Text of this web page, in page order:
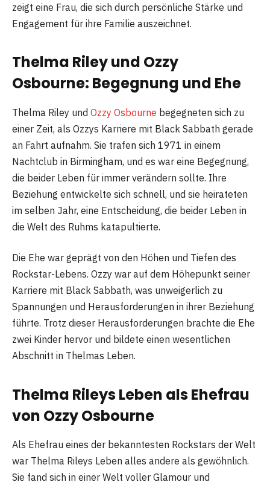
zeigt eine Frau, die sich durch persönliche Stärke und
Engagement für ihre Familie auszeichnet.
Thelma Riley und Ozzy
Osbourne: Begegnung und Ehe
Thelma Riley und Ozzy Osbourne begegneten sich zu
einer Zeit, als Ozzys Karriere mit Black Sabbath gerade
an Fahrt aufnahm. Sie trafen sich 1971 in einem
Nachtclub in Birmingham, und es war eine Begegnung,
die beider Leben für immer verändern sollte. Ihre
Beziehung entwickelte sich schnell, und sie heirateten
im selben Jahr, eine Entscheidung, die beider Leben in
die Welt des Ruhms katapultierte.
Die Ehe war geprägt von den Höhen und Tiefen des
Rockstar-Lebens. Ozzy war auf dem Höhepunkt seiner
Karriere mit Black Sabbath, was unweigerlich zu
Spannungen und Herausforderungen in ihrer Beziehung
führte. Trotz dieser Herausforderungen brachte die Ehe
zwei Kinder hervor und bildete einen wesentlichen
Abschnitt in Thelmas Leben.
Thelma Rileys Leben als Ehefrau
von Ozzy Osbourne
Als Ehefrau eines der bekanntesten Rockstars der Welt
war Thelma Rileys Leben alles andere als gewöhnlich.
Sie fand sich in einer Welt voller Glamour und